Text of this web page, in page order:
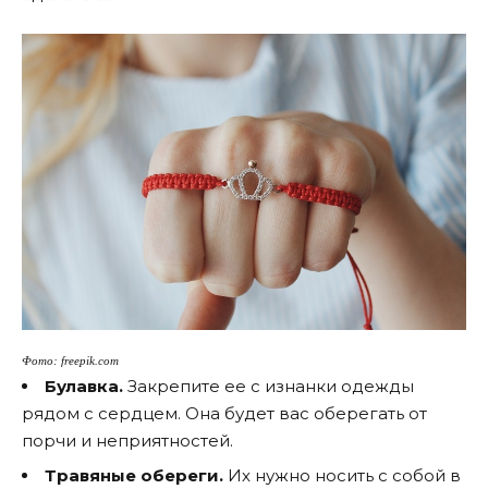
Фото: freepik.com
Булавка. Закрепите ее с изнанки одежды
рядом с сердцем. Она будет вас оберегать от
порчи и неприятностей.
Травяные обереги. Их нужно носить с собой в